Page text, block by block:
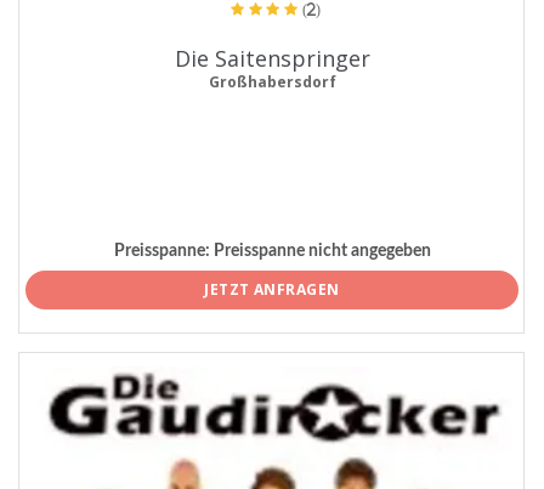
(2)
Die Saitenspringer
Großhabersdorf
Preisspanne: Preisspanne nicht angegeben
JETZT ANFRAGEN